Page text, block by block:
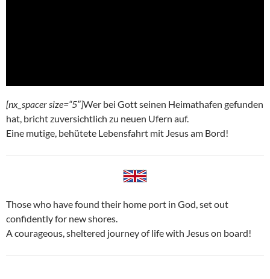
[nx_spacer size=“5″]Wer bei Gott seinen Heimathafen gefunden
hat, bricht zuversichtlich zu neuen Ufern auf.
Eine mutige, behütete Lebensfahrt mit Jesus am Bord!
Those who have found their home port in God, set out
confidently for new shores.
A courageous, sheltered journey of life with Jesus on board!